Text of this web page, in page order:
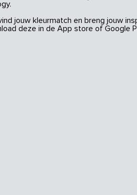
jouw kleurmatch en breng jouw
deze in de App store of Google